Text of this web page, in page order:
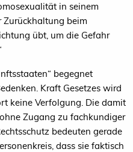
in seinem
Zurückhaltung beim
übt, um die Gefahr
begegnet
Kraft Gesetzes wird
keine Verfolgung. Die damit
Zugang zu fachkundiger
bedeuten gerade
dass sie faktisch